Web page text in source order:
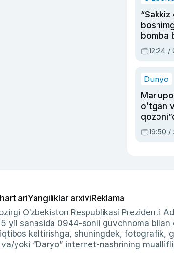
“Sakkiz
bomba
12:24 /
Dunyo
oʻtgan
armiyasi
19:50 /
Yangiliklar arxiviReklama
O‘zbekiston Respublikasi Prezidenti
yil sanasida 0944-sonli guvohnoma bilan
keltirishga, shuningdek, fotografik,
yoki “Daryo” internet-nashrining